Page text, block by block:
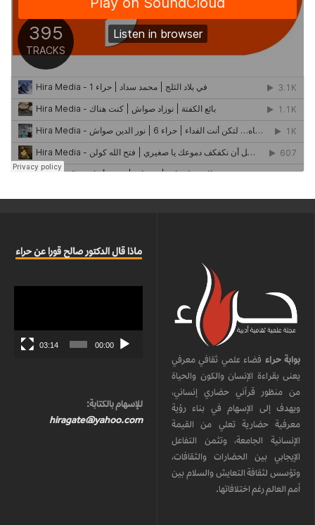
بوابة حراء فضاء علمي ثقافي معرفي
يعنى بقراءة الإنسان والكون والحياة
من منظور قرآني حضاري إنساني،
ويهدف إلى الإسهام في بناء رؤية
معرفية حضارية تعلي من القيمة
الإنسانية الجامعة، وتثمن التفاعل
الإيجابي بين الحضارات والثقافات،
وتؤسس لثقافة التعايش والسلام بين
أمم العالم رغم اختلافاتها.
ماذا قال الدكتور صالح قورا عن حراء
00:00
03:14
للإسهام بالكتابة:
hiragate@yahoo.com